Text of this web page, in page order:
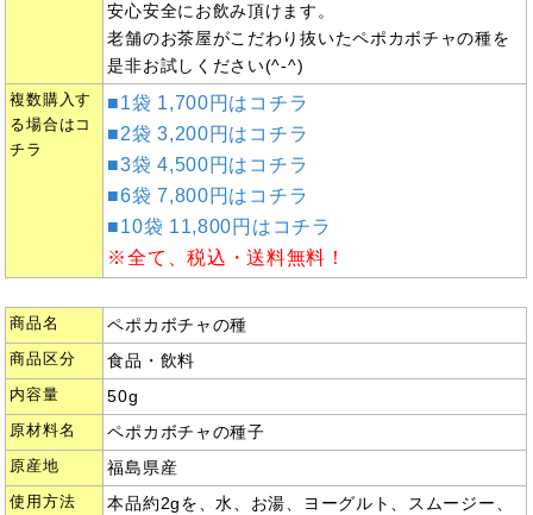
安心安全にお飲み頂けます。
老舗のお茶屋がこだわり抜いたペポカボチャの種を
是非お試しください(^-^)
複数購入す
る場合はコ
チラ
■1袋 1,700円はコチラ
■2袋 3,200円はコチラ
■3袋 4,500円はコチラ
■6袋 7,800円はコチラ
■10袋 11,800円はコチラ
※全て、税込・送料無料！
商品名 ペポカボチャの種
商品区分 食品・飲料
内容量 50g
原材料名 ペポカボチャの種子
原産地 福島県産
使用方法
本品約2gを、水、お湯、ヨーグルト、スムージー、